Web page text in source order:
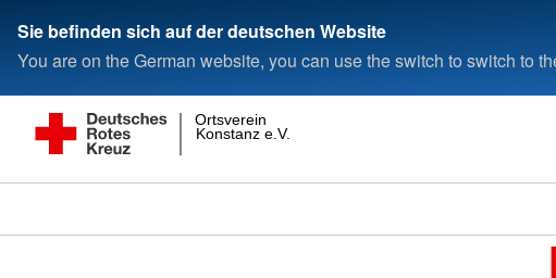
Sie befinden sich auf der deutschen Website
You are on the German website, you can use the switch to switch to
Konstanz e.V.
Ortsverein